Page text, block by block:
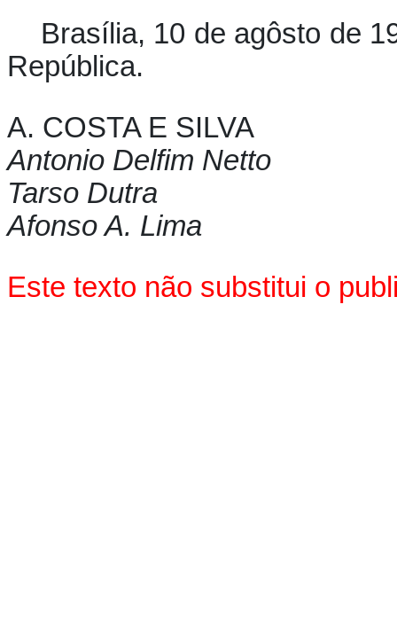
Brasília, 10 de agôsto de
República.
A. COSTA E SILVA
Antonio Delfim Netto
Tarso Dutra
Afonso A. Lima
Este texto não substitui o